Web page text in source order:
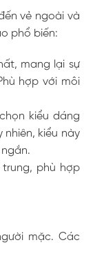
vẻ ngoài và
phổ biến:
mang lại sự
hợp với môi
kiểu dáng
nhiên, kiểu này
phù hợp
mặc. Các